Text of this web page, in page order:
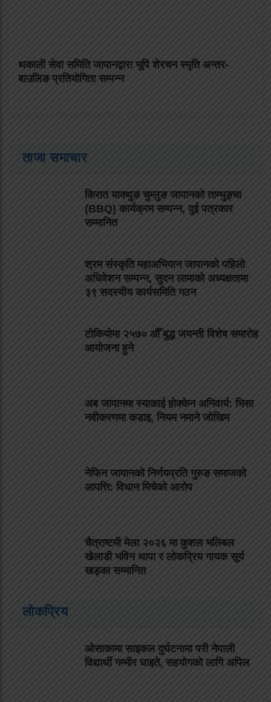
थकाली सेवा समिति जापानद्वारा भूपि शेरचन स्मृति अन्तर-
बाउलिङ प्रतियोगिता सम्पन्न
ताजा समाचार
किरात याक्थुङ चुम्लुङ जापानको ताम्भुङ्चा
(BBQ) कार्यक्रम सम्पन्न, दुई पत्रकार
सम्मानित
श्रम संस्कृति महाअभियान जापानको पहिलो
अधिवेशन सम्पन्न, सुदन लामाको अध्यक्षतामा
३९ सदस्यीय कार्यसमिति गठन
टोकियोमा २५७० औँ बुद्ध जयन्ती विशेष समारोह
आयोजना हुने
अब जापानमा स्याकाई होक्केन अनिवार्य: भिसा
नवीकरणमा कडाइ, नियम नमाने जोखिम
नेफिन जापानको निर्णयप्रति गुरुङ समाजको
आपत्ति: विधान मिचेको आरोप
चैत्राष्टमी मेला २०२६ मा कुशल भलिबल
खेलाडी भविन थापा र लोकप्रिय गायक सूर्य
खड्का सम्मानित
लोकप्रिय
ओसाकामा साइकल दुर्घटनामा परी नेपाली
विद्यार्थी गम्भीर घाइते, सहयोगको लागि अपिल